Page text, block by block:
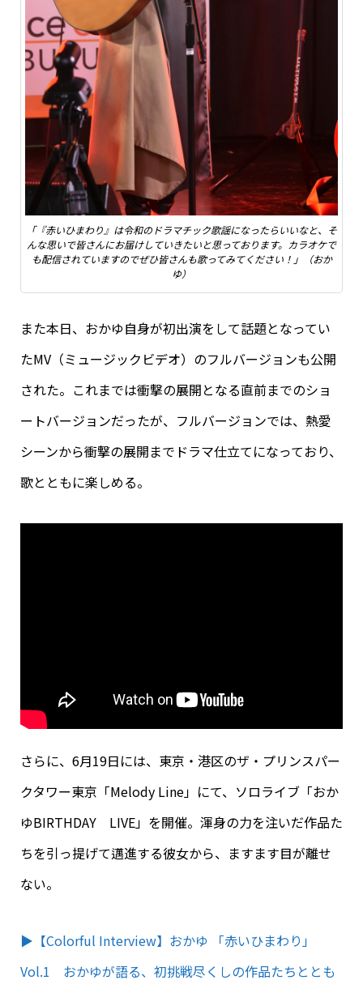
「『赤いひまわり』は令和のドラマチック歌謡になったらいいなと、そ
んな思いで皆さんにお届けしていきたいと思っております。カラオケで
も配信されていますのでぜひ皆さんも歌ってみてください！」（おか
ゆ）
また本日、おかゆ自身が初出演をして話題となってい
たMV（ミュージックビデオ）のフルバージョンも公開
された。これまでは衝撃の展開となる直前までのショ
ートバージョンだったが、フルバージョンでは、熱愛
シーンから衝撃の展開までドラマ仕立てになっており、
歌とともに楽しめる。
さらに、6月19日には、東京・港区のザ・プリンスパー
クタワー東京「Melody Line」にて、ソロライブ「おか
ゆBIRTHDAY LIVE」を開催。渾身の力を注いだ作品た
ちを引っ提げて邁進する彼女から、ますます目が離せ
ない。
▶︎【Colorful Interview】おかゆ 「赤いひまわり」
Vol.1 おかゆが語る、初挑戦尽くしの作品たちととも